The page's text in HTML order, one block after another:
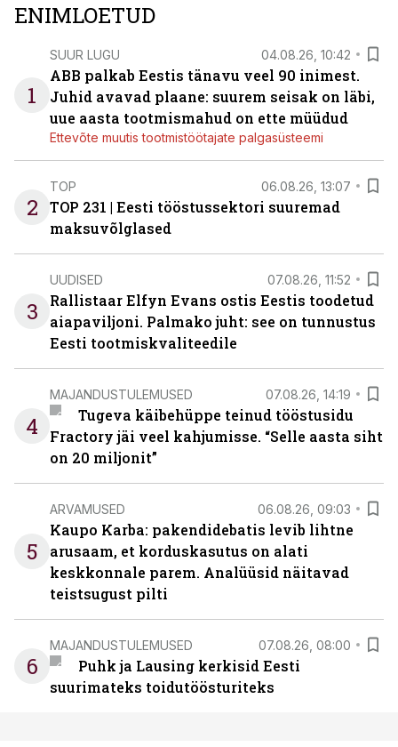
ENIMLOETUD
1
SUUR LUGU 04.08.26, 10:42
ABB palkab Eestis tänavu veel 90 inimest.
Juhid avavad plaane: suurem seisak on läbi,
uue aasta tootmismahud on ette müüdud
Ettevõte muutis tootmistöötajate palgasüsteemi
2
TOP 06.08.26, 13:07
TOP 231 | Eesti tööstussektori suuremad
maksuvõlglased
3
UUDISED 07.08.26, 11:52
Rallistaar Elfyn Evans ostis Eestis toodetud
aiapaviljoni. Palmako juht: see on tunnustus
Eesti tootmiskvaliteedile
4
MAJANDUSTULEMUSED 07.08.26, 14:19
Tugeva käibehüppe teinud tööstusidu
Fractory jäi veel kahjumisse. “Selle aasta siht
on 20 miljonit”
5
ARVAMUSED 06.08.26, 09:03
Kaupo Karba: pakendidebatis levib lihtne
arusaam, et korduskasutus on alati
keskkonnale parem. Analüüsid näitavad
teistsugust pilti
6
MAJANDUSTULEMUSED 07.08.26, 08:00
Puhk ja Lausing kerkisid Eesti
suurimateks toidutöösturiteks